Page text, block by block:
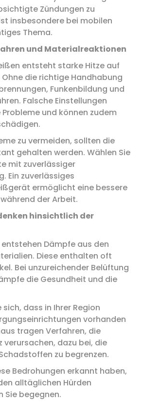
Zündungen zu
insbesondere bei mobilen
Thema.
und Materialreaktionen
entsteht starke Hitze auf
die richtige Handhabung
Funkenbildung und
Falsche Einstellungen
und können zudem
zu vermeiden, sollten die
gehalten werden. Wählen Sie
mit zuverlässiger
Ein zuverlässiges
ermöglicht eine bessere
der Arbeit.
hinsichtlich der
Dämpfe aus den
Diese enthalten oft
Bei unzureichender Belüftung
die Gesundheit und die
sich, dass in Ihrer Region
vorhanden
tragen Verfahren, die
verursachen, dazu bei, die
zu begrenzen.
Bedrohungen erkannt haben,
alltäglichen Hürden
Sie begegnen.